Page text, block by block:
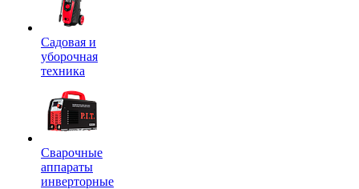
Садовая и
уборочная
техника
Сварочные
аппараты
инверторные